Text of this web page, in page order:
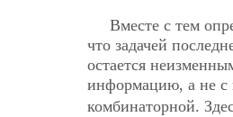
Вместе с тем
что задачей
остается
информацию, а не с
комбинаторной.